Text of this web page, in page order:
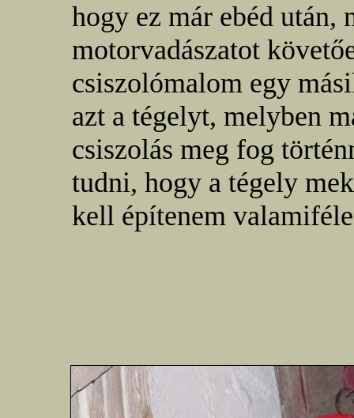
hogy ez már ebéd
motorvadászatot
csiszolómalom egy
azt a tégelyt, melyben
csiszolás meg fog
tudni, hogy a tégely
kell építenem